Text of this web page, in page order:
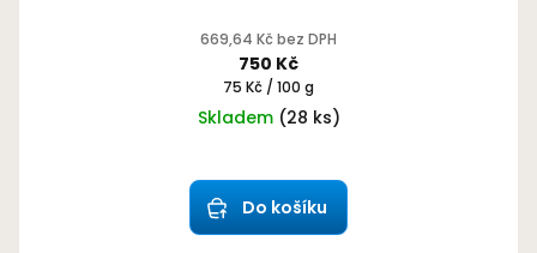
669,64 Kč bez DPH
750 Kč
Měrná
cena:
75 Kč / 100 g
Skladem (28 ks)
hodnocení
produktu
je
Do košíku